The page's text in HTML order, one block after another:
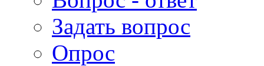
Задать вопрос
Опрос